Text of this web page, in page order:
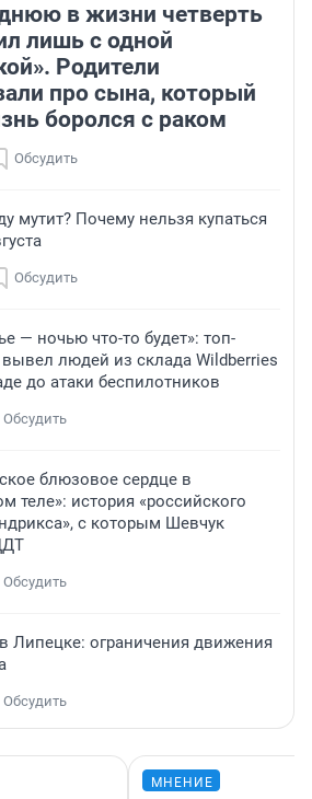
в жизни четверть
лишь с одной
Родители
про сына, который
боролся с раком
Обсудить
мутит? Почему нельзя купаться
Обсудить
— ночью что-то будет»: топ-
людей из склада Wildberries
до атаки беспилотников
Обсудить
блюзовое сердце в
теле»: история «российского
с которым Шевчук
Обсудить
Липецке: ограничения движения
Обсудить
МНЕНИЕ